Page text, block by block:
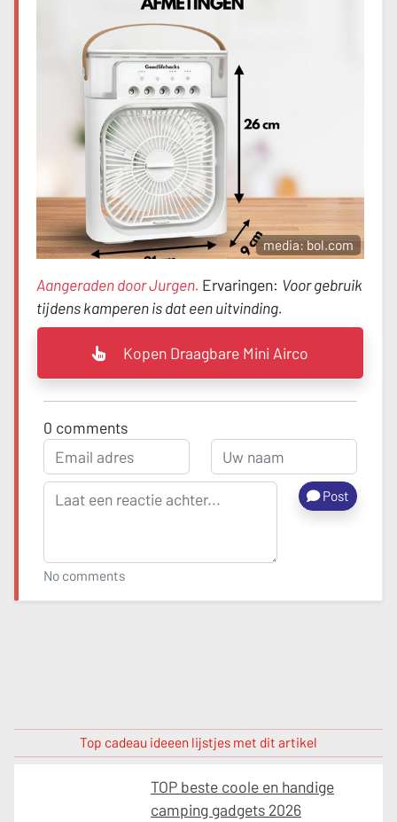
media: bol.com
Aangeraden door Jurgen. Ervaringen: Voor gebruik
tijdens kamperen is dat een uitvinding.
Kopen Draagbare Mini Airco
0 comments
Post
No comments
Top cadeau ideeen lijstjes met dit artikel
TOP beste coole en handige
camping gadgets 2026